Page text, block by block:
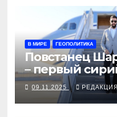
В МИРЕ ГЕОПОЛИТИКА
Повстанец
– первый
с визитом в
09.11.2025 РЕДАКЦИЯ